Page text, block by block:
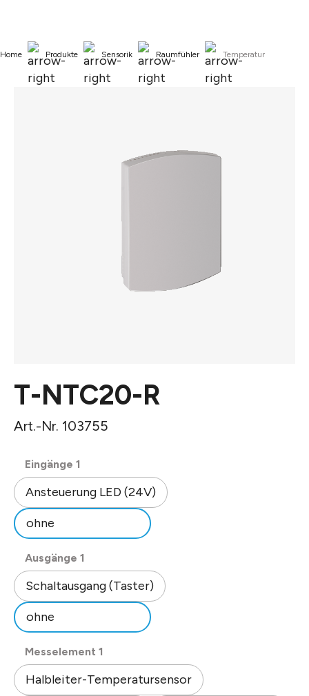
Home Produkte Sensorik Raumfühler Temperatur
T-NTC20-R
Art.-Nr. 103755
Eingänge 1
Ansteuerung LED (24V)
ohne
Ausgänge 1
Schaltausgang (Taster)
ohne
Messelement 1
Halbleiter-Temperatursensor